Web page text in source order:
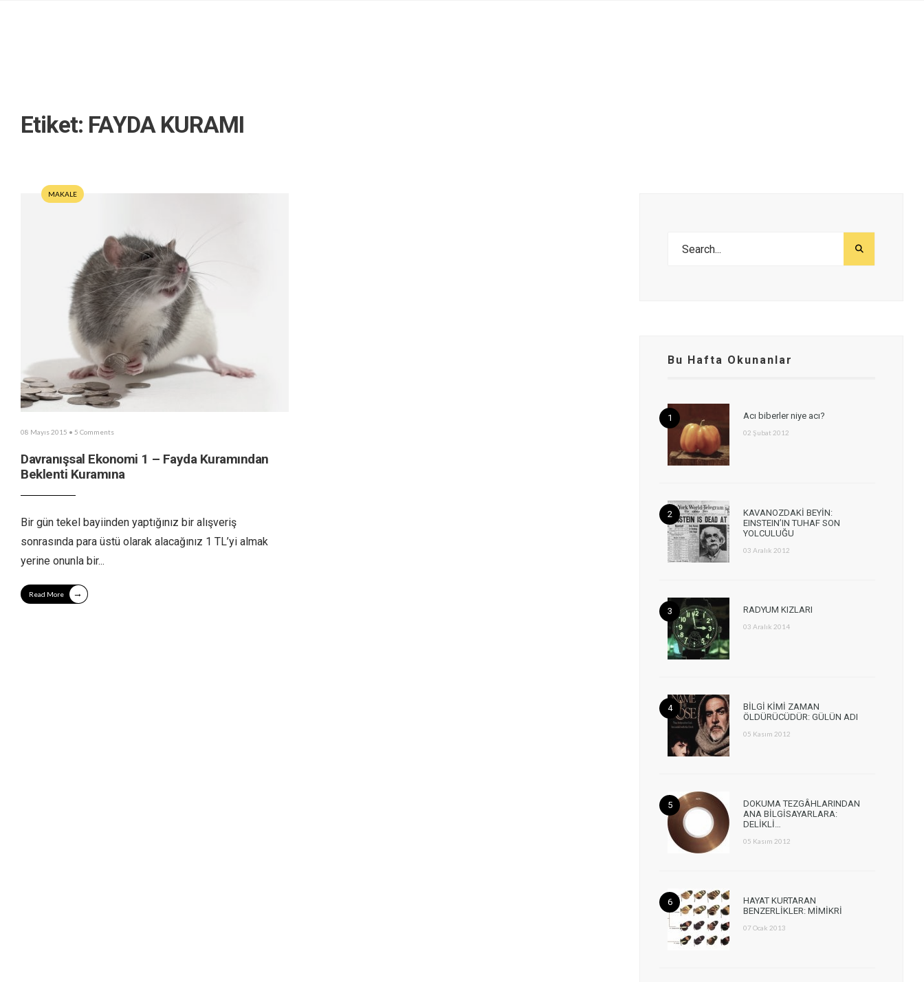
Etiket: FAYDA KURAMI
MAKALE
08 Mayıs 2015 • 5 Comments
Davranışsal Ekonomi 1 – Fayda Kuramından
Beklenti Kuramına
Bir gün tekel bayiinden yaptığınız bir alışveriş
sonrasında para üstü olarak alacağınız 1 TL’yi almak
yerine onunla bir...
Read More →
Bu Hafta Okunanlar
Acı biberler niye acı?
02 Şubat 2012
KAVANOZDAKİ BEYİN:
EINSTEIN’IN TUHAF SON
YOLCULUĞU
03 Aralık 2012
RADYUM KIZLARI
03 Aralık 2014
BİLGİ KİMİ ZAMAN
ÖLDÜRÜCÜDÜR: GÜLÜN ADI
05 Kasım 2012
DOKUMA TEZGÂHLARINDAN
ANA BİLGİSAYARLARA:
DELİKLİ…
05 Kasım 2012
HAYAT KURTARAN
BENZERLİKLER: MİMİKRİ
07 Ocak 2013